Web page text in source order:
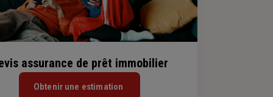
assurance de prêt immobilier
Obtenir une estimation